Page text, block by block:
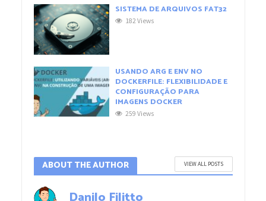
SISTEMA DE ARQUIVOS FAT32
182 Views
USANDO ARG E ENV NO
DOCKERFILE: FLEXIBILIDADE E
CONFIGURAÇÃO PARA
IMAGENS DOCKER
259 Views
ABOUT THE AUTHOR VIEW ALL POSTS